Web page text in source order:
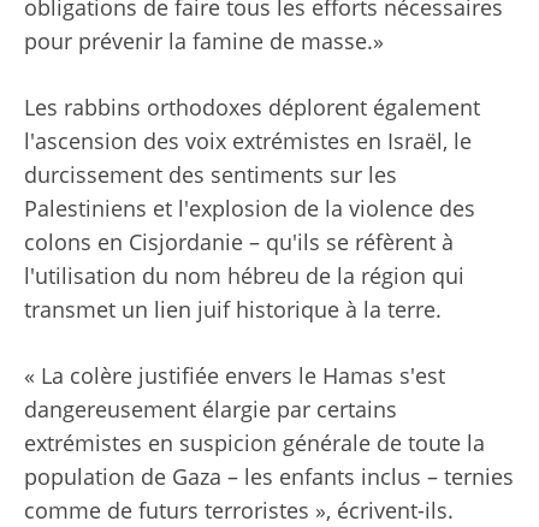
obligations de faire tous les efforts nécessaires
pour prévenir la famine de masse.»
Les rabbins orthodoxes déplorent également
l'ascension des voix extrémistes en Israël, le
durcissement des sentiments sur les
Palestiniens et l'explosion de la violence des
colons en Cisjordanie – qu'ils se réfèrent à
l'utilisation du nom hébreu de la région qui
transmet un lien juif historique à la terre.
« La colère justifiée envers le Hamas s'est
dangereusement élargie par certains
extrémistes en suspicion générale de toute la
population de Gaza – les enfants inclus – ternies
comme de futurs terroristes », écrivent-ils.